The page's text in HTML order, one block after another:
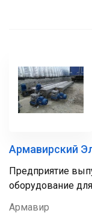
Армавирский
Предприятие
оборудование
Армавир